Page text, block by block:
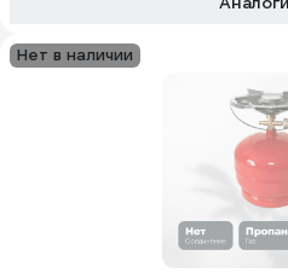
Нет в наличии